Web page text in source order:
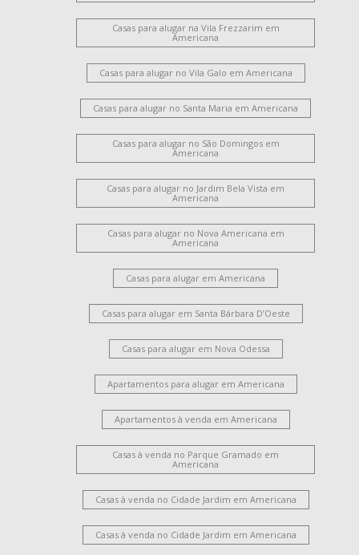
Casas para alugar na Vila Frezzarim em
Americana
Casas para alugar no Vila Galo em Americana
Casas para alugar no Santa Maria em Americana
Casas para alugar no São Domingos em
Americana
Casas para alugar no Jardim Bela Vista em
Americana
Casas para alugar no Nova Americana em
Americana
Casas para alugar em Americana
Casas para alugar em Santa Bárbara D’Oeste
Casas para alugar em Nova Odessa
Apartamentos para alugar em Americana
Apartamentos à venda em Americana
Casas à venda no Parque Gramado em
Americana
Casas à venda no Cidade Jardim em Americana
Casas à venda no Cidade Jardim em Americana